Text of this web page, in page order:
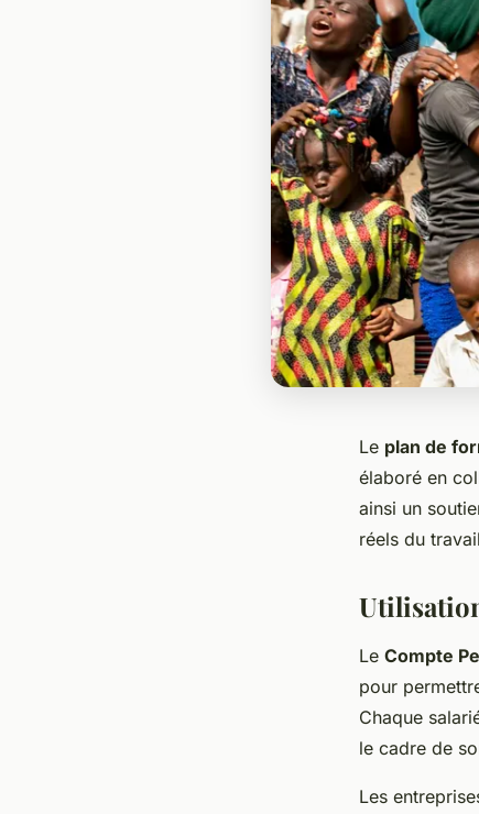
Le plan de
élaboré en
ainsi un
réels du
Le Compte
pour
Chaque
le cadre de
Les